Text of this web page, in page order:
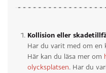
Kollision eller
Har du varit med om en
Här kan du läsa mer om
olycksplatsen. Har du